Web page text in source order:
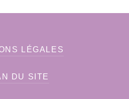
LÉGALES
DU SITE